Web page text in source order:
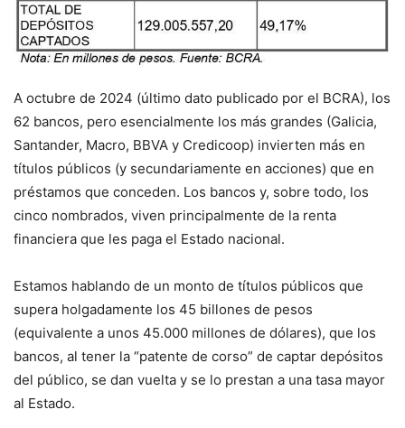
A octubre de 2024 (último dato publicado por el BCRA), los
62 bancos, pero esencialmente los más grandes (Galicia,
Santander, Macro, BBVA y Credicoop) invierten más en
títulos públicos (y secundariamente en acciones) que en
préstamos que conceden. Los bancos y, sobre todo, los
cinco nombrados, viven principalmente de la renta
financiera que les paga el Estado nacional.
Estamos hablando de un monto de títulos públicos que
supera holgadamente los 45 billones de pesos
(equivalente a unos 45.000 millones de dólares), que los
bancos, al tener la “patente de corso” de captar depósitos
del público, se dan vuelta y se lo prestan a una tasa mayor
al Estado.